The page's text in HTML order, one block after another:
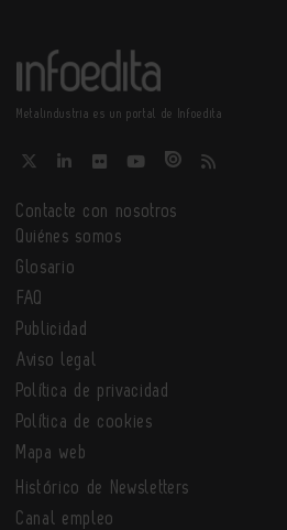
Metalindustria es un portal de Infoedita
Contacte con nosotros
Quiénes somos
Glosario
FAQ
Publicidad
Aviso legal
Política de privacidad
Política de cookies
Mapa web
Histórico de Newsletters
Canal empleo